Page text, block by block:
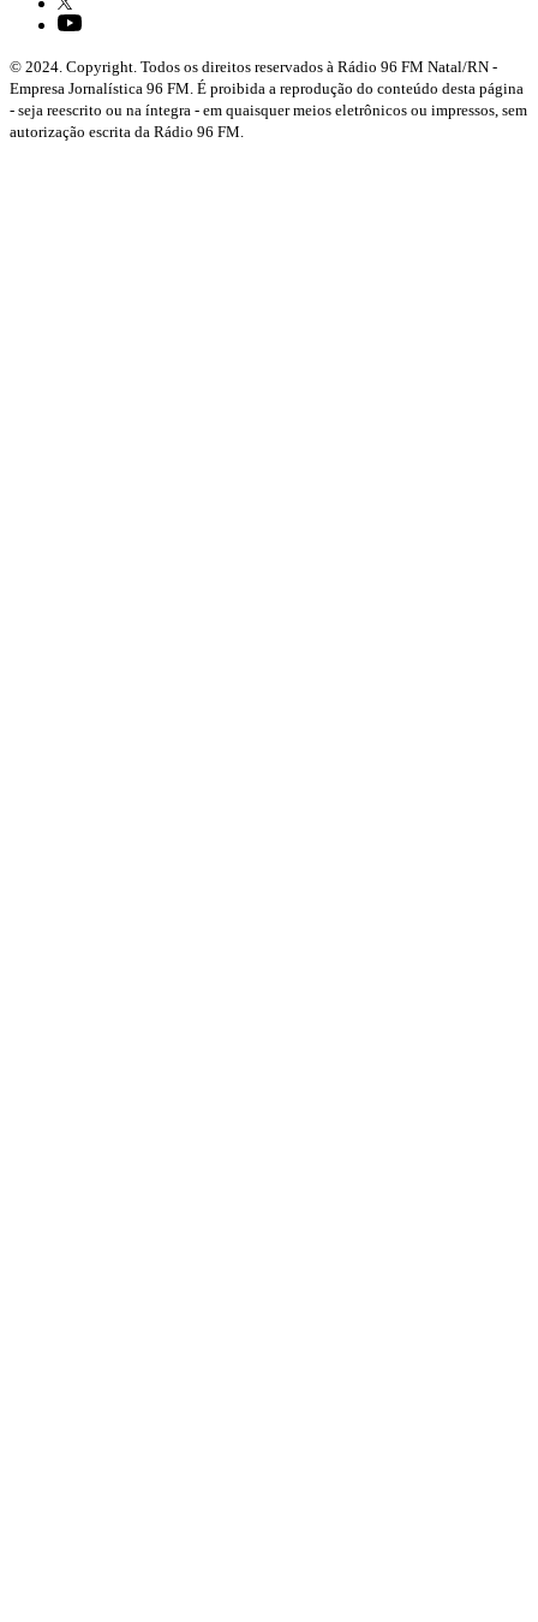
© 2024. Copyright. Todos os direitos reservados à Rádio 96 FM Natal/RN -
Empresa Jornalística 96 FM. É proibida a reprodução do conteúdo desta página
- seja reescrito ou na íntegra - em quaisquer meios eletrônicos ou impressos, sem
autorização escrita da Rádio 96 FM.